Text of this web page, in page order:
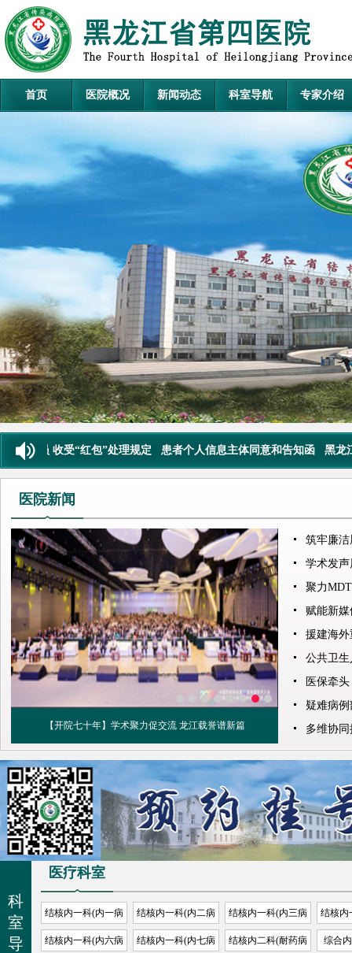
首页 医院概况 新闻动态 科室导航 专家介绍
员 收受“红包”处理规定 患者个人信息主体同意和告知函 黑龙江省医
医院新闻
【开院七十年】告别“烟草”·“肠”享健康——黑龙江省第四医院开
展双日联合义诊活动
筑牢廉
开展新
学术发
在全国
聚力
诊疗病
赋能新
员新媒
援建海
章 －我
设项目
公共卫
拔会成
医保牵
疑难病
专场实录
多维协
纪实
科
室
导
医疗科室
结核内一科(内一病
区)
结核内一科(内二病
区)
结核内一科(内三病
区)
结核内
结核内一科(内六病
结核内一科(内七病
结核内二科(耐药病
综合